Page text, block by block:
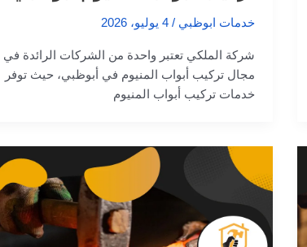
خدمات ابوظبي /4 يوليو، 2026
شركة الملكي تعتبر واحدة من الشركات الرائدة في
مجال تركيب أبواب المنيوم في أبوظبي، حيث توفر
خدمات تركيب أبواب المنيوم